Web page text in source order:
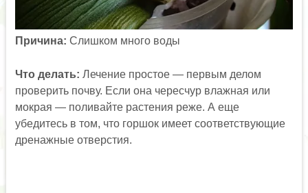
Причина: Слишком много воды
Что делать: Лечение простое — первым делом
проверить почву. Если она чересчур влажная или
мокрая — поливайте растения реже. А еще
убедитесь в том, что горшок имеет соответствующие
дренажные отверстия.